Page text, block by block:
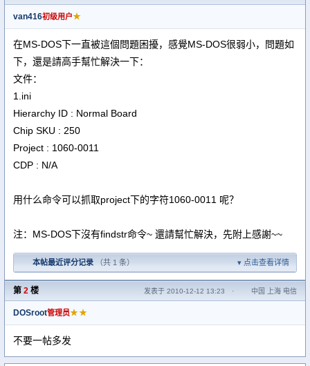
van416初级用户★
在MS-DOS下一直被這個問題困擾，感覺MS-DOS很弱小，問題如
下，還是請高手幫忙解決一下：
文件：
1.ini
Hierarchy ID : Normal Board
Chip SKU : 250
Project : 1060-0011
CDP : N/A
用什么命令可以抓取project下的字符1060-0011 呢？
注：MS-DOS下沒有findstr命令~ 還請幫忙解決，先附上感謝~~
本帖最近评分记录 （共 1 条） 点击查看详情
第 2 楼 发表于 2010-12-12 13:23 · 中国 上海 电信
DOSroot管理员★★
不要一帖多发